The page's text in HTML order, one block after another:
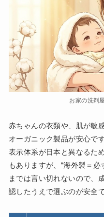
お家の洗剤
赤ちゃんの衣類や、肌が敏
オーガニック製品が安心で
表示体系が日本と異なるた
もありますが、“海外製＝
までは言い切れないので、
認したうえで選ぶのが安全で